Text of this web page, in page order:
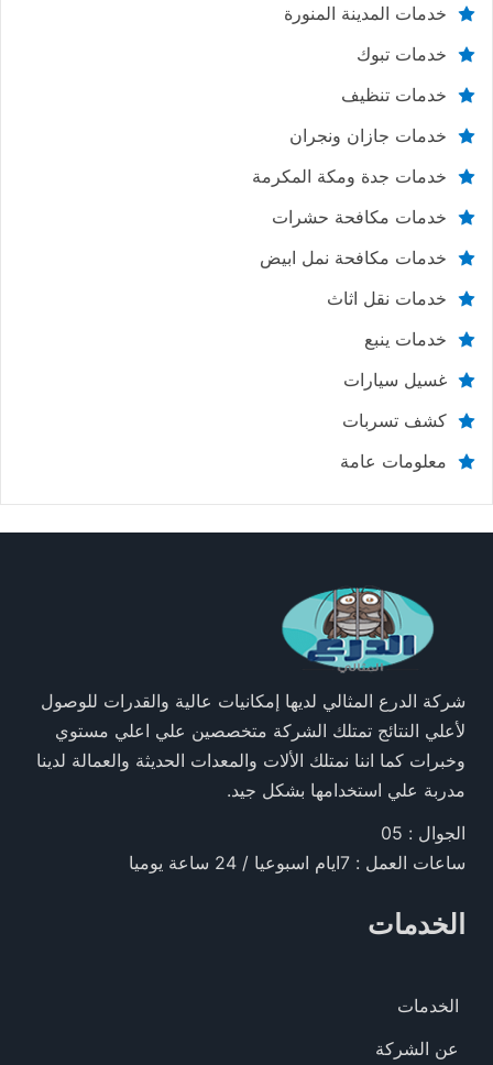
خدمات المدينة المنورة
خدمات تبوك
خدمات تنظيف
خدمات جازان ونجران
خدمات جدة ومكة المكرمة
خدمات مكافحة حشرات
خدمات مكافحة نمل ابيض
خدمات نقل اثاث
خدمات ينبع
غسيل سيارات
كشف تسربات
معلومات عامة
شركة الدرع المثالي لديها إمكانيات عالية والقدرات للوصول
لأعلي النتائج تمتلك الشركة متخصصين علي اعلي مستوي
وخبرات كما اننا نمتلك الألات والمعدات الحديثة والعمالة لدينا
مدربة علي استخدامها بشكل جيد.
الجوال : 05
ساعات العمل : 7ايام اسبوعيا / 24 ساعة يوميا
الخدمات
الخدمات
عن الشركة